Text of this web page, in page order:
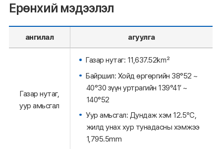
Ерөнхий мэдээлэл
ангилал агуулга
Газар нутаг,
уур амьсгал
Газар нутаг: 11,637.52㎢
Байршил: Хойд өргөргийн 38°52 ~
40°30 зүүн уртрагийн 139°41′ ~
140°52
Уур амьсгал: Дундаж хэм 12.5℃,
жилд унах хур тунадасны хэмжээ
1,795.5mm